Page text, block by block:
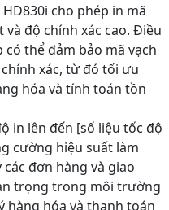
HD830i cho phép in mã
độ chính xác cao. Điều
thể đảm bảo mã vạch
xác, từ đó tối ưu
hóa và tính toán tồn
in lên đến [số liệu tốc độ
cường hiệu suất làm
đơn hàng và giao
trọng trong môi trường
hàng hóa và thanh toán